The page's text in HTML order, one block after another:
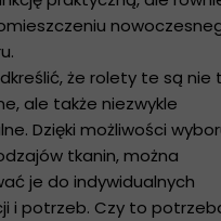
że rolety te są nie
ale także niezwykle
Dzięki możliwości
tkanin, można
je do indywidualnych
i potrzeb. Czy to